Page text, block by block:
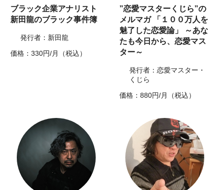
ブラック企業アナリスト
新田龍のブラック事件簿
発行者：新田龍
価格：330円/月（税込）
”恋愛マスターくじら”の
メルマガ 「１００万人を
魅了した恋愛論」 ～あな
たも今日から、恋愛マス
ター～
発行者：恋愛マスター・
くじら
価格：880円/月（税込）